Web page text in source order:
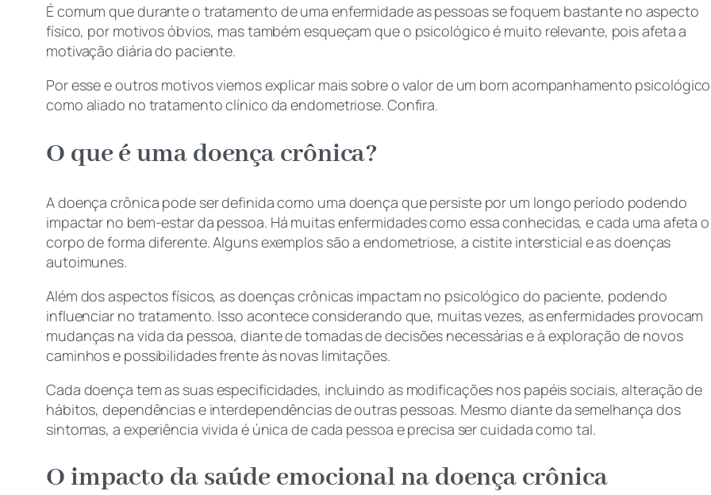
É comum que durante o tratamento de uma enfermidade as pessoas se foquem bastante no aspecto
físico, por motivos óbvios, mas também esqueçam que o psicológico é muito relevante, pois afeta a
motivação diária do paciente.
Por esse e outros motivos viemos explicar mais sobre o valor de um bom acompanhamento psicológico
como aliado no tratamento clínico da endometriose. Confira.
O que é uma doença crônica?
A doença crônica pode ser definida como uma doença que persiste por um longo período podendo
impactar no bem-estar da pessoa. Há muitas enfermidades como essa conhecidas, e cada uma afeta o
corpo de forma diferente. Alguns exemplos são a endometriose, a cistite intersticial e as doenças
autoimunes.
Além dos aspectos físicos, as doenças crônicas impactam no psicológico do paciente, podendo
influenciar no tratamento. Isso acontece considerando que, muitas vezes, as enfermidades provocam
mudanças na vida da pessoa, diante de tomadas de decisões necessárias e à exploração de novos
caminhos e possibilidades frente às novas limitações.
Cada doença tem as suas especificidades, incluindo as modificações nos papéis sociais, alteração de
hábitos, dependências e interdependências de outras pessoas. Mesmo diante da semelhança dos
sintomas, a experiência vivida é única de cada pessoa e precisa ser cuidada como tal.
O impacto da saúde emocional na doença crônica